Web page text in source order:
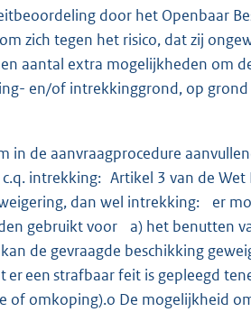
door het Openbaar
zich tegen het risico, dat zij
aantal extra mogelijkheden om
en/of intrekkinggrond, op
in de aanvraagprocedure
intrekking: Artikel 3 van de Wet
dan wel intrekking: er
gebruikt voor a) het benutten
de gevraagde beschikking
een strafbaar feit is gepleegd
of omkoping).o De mogelijkheid